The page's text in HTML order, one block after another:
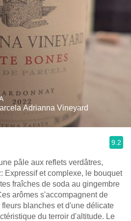
Adrianna Vineyard
9.2
pâle aux reflets verdâtres,
Expressif et complexe, le bouquet
fraîches de soda au gingembre
arômes s'accompagnent de
blanches et d'une délicate
du terroir d'altitude. Le